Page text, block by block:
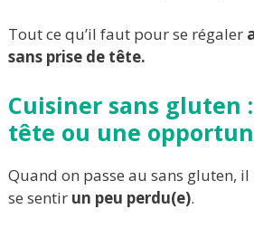
Tout ce qu’il faut pour se régaler
sans prise de tête.
Cuisiner sans gluten
tête ou une
Quand on passe au sans gluten, il
se sentir un peu perdu(e).